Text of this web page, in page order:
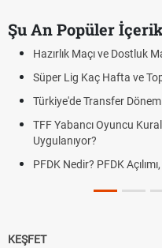
Şu An Popüler
Hazırlık Maçı ve Dostluk
Süper Lig Kaç Hafta ve
Türkiye'de Transfer
TFF Yabancı Oyuncu
Uygulanıyor?
PFDK Nedir? PFDK
KEŞFET